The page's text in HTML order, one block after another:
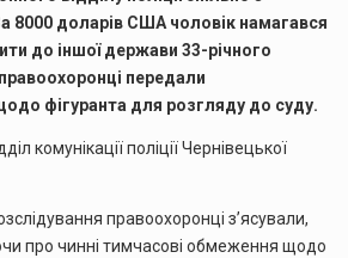
8000 доларів США чоловік намагався
до іншої держави 33-річного
передали
фігуранта для розгляду до суду.
комунікації поліції Чернівецької
правоохоронці з’ясували,
про чинні тимчасові обмеження щодо